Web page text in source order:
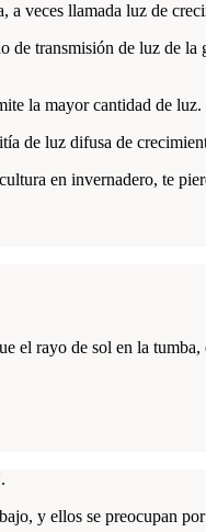
a veces llamada luz de
transmisión de luz de la
la mayor cantidad de luz.
de luz difusa de
en invernadero, te
el rayo de sol en la
y ellos se preocupan